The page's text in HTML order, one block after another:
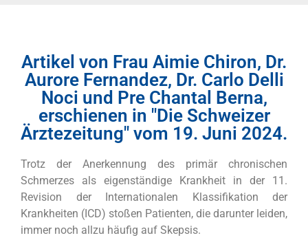
Artikel von Frau Aimie Chiron, Dr.
Aurore Fernandez, Dr. Carlo Delli
Noci und Pre Chantal Berna,
erschienen in "Die Schweizer
Ärztezeitung" vom 19. Juni 2024.
Trotz der Anerkennung des primär chronischen
Schmerzes als eigenständige Krankheit in der 11.
Revision der Internationalen Klassifikation der
Krankheiten (ICD) stoßen Patienten, die darunter leiden,
immer noch allzu häufig auf Skepsis.